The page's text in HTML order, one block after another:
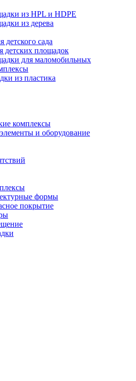
из HPL и HDPE
из дерева
сада
детских площадок
для маломобильных
из пластика
комплексы
и оборудование
формы
покрытие